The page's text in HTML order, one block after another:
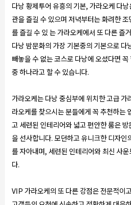
다낭 황제투어 유흥의 기본, 가라오케 다
관을 즐길 수 있으며 저녁부터는 화려한
를 즐길 수 있 는 가라오케에서 또 다른 즐
다낭 밤문화의 가장 기본중의 기본으로 다
빼놓을 수 없는 코스로 다낭에 오셨다면
중 하나라고 할 수 있습니다.
가라오케는 다낭 중심부에 위치한 고급 가
라오케를 찾으시는 분들에게 꼭 추천하는
고 세련된 인테리어와 넓고 편안한 룸은
을 선사합니다. 모던하고 유니크한 디자인
를 자아내며, 세련된 인테리어와 최신 사
다.
VIP 가라오케의 또 다른 강점은 전문적이